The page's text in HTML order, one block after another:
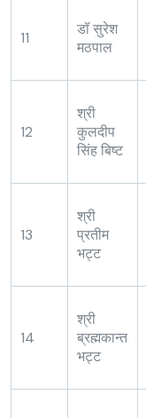
11
डॉ सुरेश
मठपाल
12
श्री
कुलदीप
सिंह बिष्ट
13
श्री
प्रतीम
भट्ट
14
श्री
ब्रह्मकान्त
भट्ट